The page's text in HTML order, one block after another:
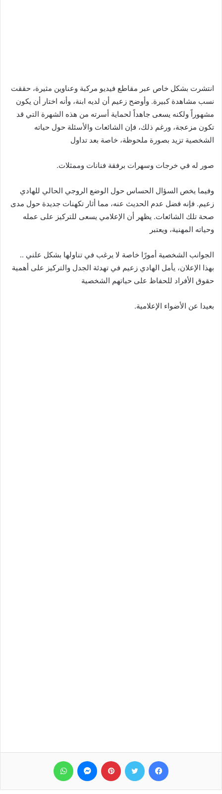
انتشرت بشكل خاص عبر مقاطع فيديو مركبة وعناوين مثيرة، حققت
نسب مشاهدة كبيرة. وأوضح زعيم أن لديه ابنة، وأنه اختار أن يكون
مشهوراً ولكنه يسعى جاهداً لحماية أسرته من هذه الشهرة التي قد
تكون مزعجة، ورغم ذلك، فإن الشائعات والأسئلة حول حياته
الشخصية تزيد بصورة ملحوظة، خاصة بعد تداول
صور له في خرجات وسهرات برفقة فنانات وممثلات.
وفيما يخص السؤال الحساس حول الوضع الروجي الحالي للهادي
زعيم. فإنه فضل عدم الحديث عنه، مما أثار تكهنات جديدة حول مدى
صحة تلك الشائعات. يظهر أن الإعلامي يسعى للتركيز على عمله
وحياته المهنية، ويعتبر
الجوانب الشخصية أمورًا خاصة لا يرغب في تناولها بشكل علني ..
بهذا الإعلان، يأمل الهادي زعيم في تهدئة الجدل والتركيز على أهمية
حقوق الأفراد للحفاظ على حياتهم الشخصية
بعيدا عن الأضواء الإعلامية.
فيسبوك تويتر بينتيريست ماسنجر